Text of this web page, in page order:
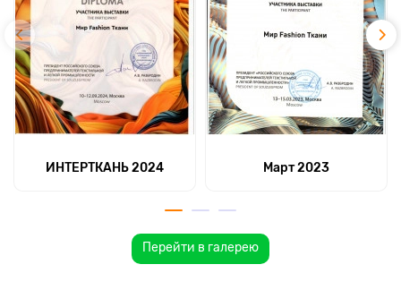
ИНТЕРТКАНЬ 2024 Март 2023
Перейти в галерею